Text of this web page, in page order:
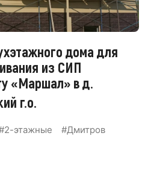
дома для
из СИП
«Маршал» в д.
г.о.
этажные #Дмитров